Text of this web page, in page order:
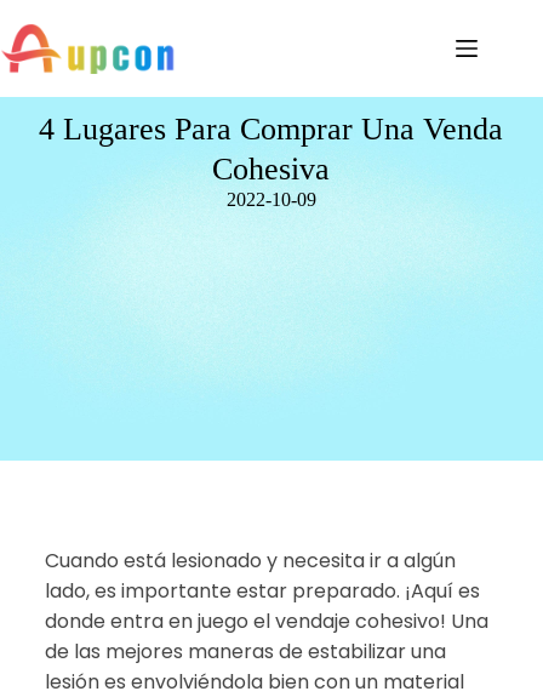
4 Lugares Para Comprar Una Venda
Cohesiva
2022-10-09
Cuando está lesionado y necesita ir a algún
lado, es importante estar preparado. ¡Aquí es
donde entra en juego el vendaje cohesivo! Una
de las mejores maneras de estabilizar una
lesión es envolviéndola bien con un material